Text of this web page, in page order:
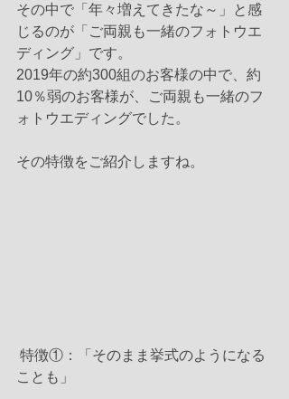
その中で「年々増えてきたな～」と感
じるのが「ご両親も一緒のフォトウエ
ディング」です。
2019年の約300組のお客様の中で、約
10％弱のお客様が、ご両親も一緒のフ
ォトウエディングでした。
その特徴をご紹介しますね。
ことも」